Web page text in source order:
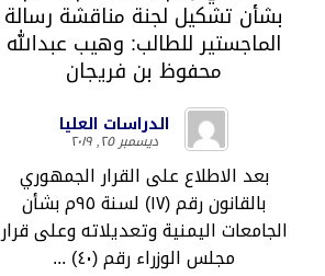
بشأن تشكيل لجنة مناقشة رسالة
الماجستير للطالب: وهيب عبدالله
محفوظ بن فريجان
الدراسات العليا
ديسمبر ٢٥, ٢٠١٩
بعد الاطلاع على القرار الجمهوري
بالقانون رقم (١٧) لسنة ٩٥م بشأن
الجامعات اليمنية وتعديلاته وعلى قرار
مجلس الوزراء رقم (٤٠) ...